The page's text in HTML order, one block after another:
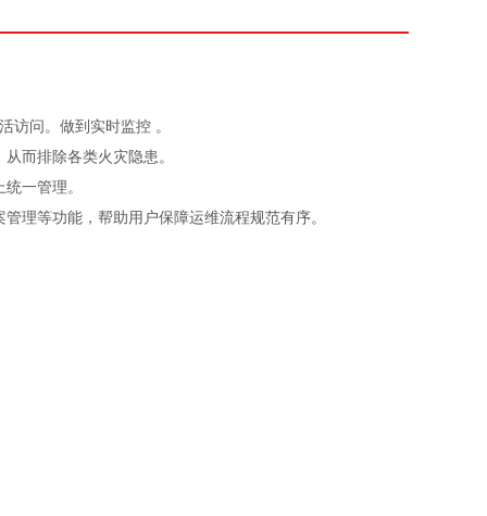
访问。做到实时监控 。
而排除各类火灾隐患。
一管理。
理等功能，帮助用户保障运维流程规范有序。